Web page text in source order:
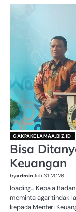
GAKPAKELAMAA.BIZ.ID
Bisa
Keuangan
byadminJuli 31, 2026
loading… Kepala
meminta agar tindak
kepada Menteri